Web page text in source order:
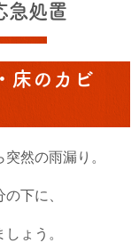
急処置
床のカビ
然の雨漏り。
下に、
ょう。